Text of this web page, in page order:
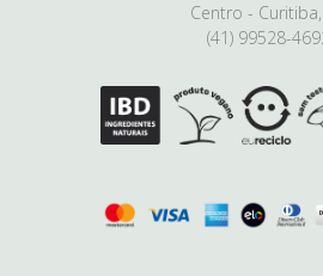
Centro - Curitiba,
(41) 99528-